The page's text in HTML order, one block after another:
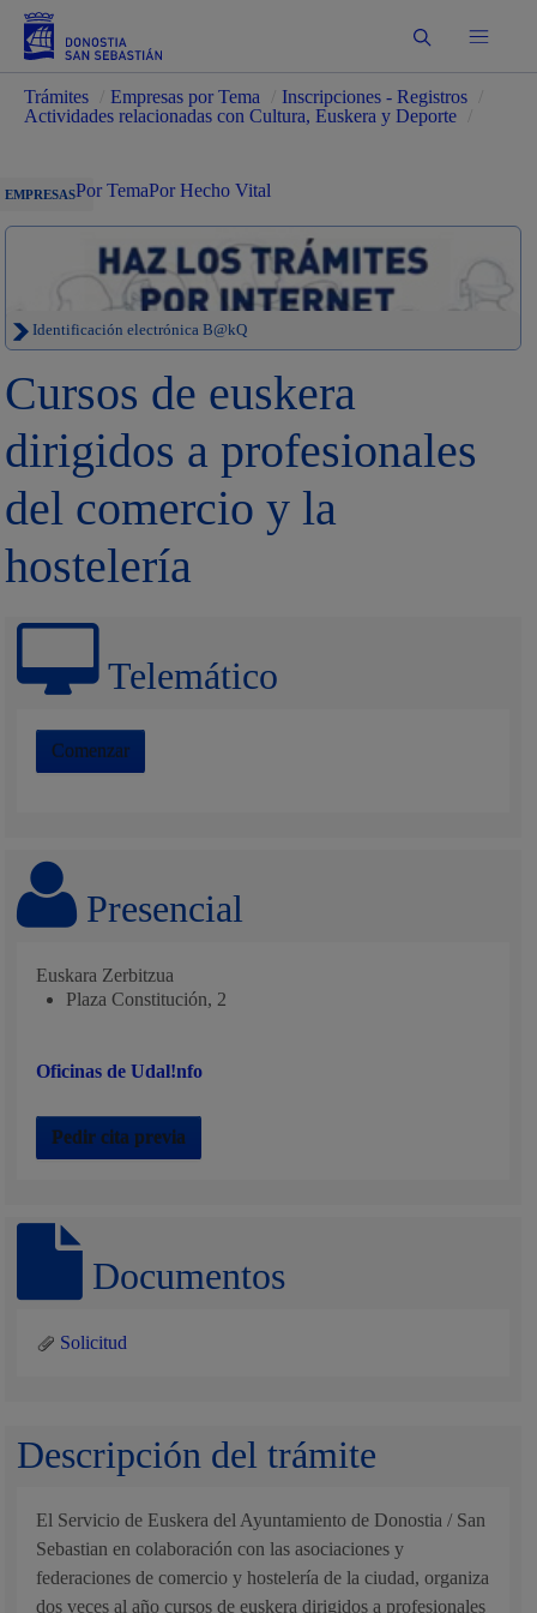
Buscar
Trámites Empresas por Tema Inscripciones - Registros
Actividades relacionadas con Cultura, Euskera y Deporte
EMPRESASPor TemaPor Hecho Vital
Identificación electrónica B@kQ
Cursos de euskera
dirigidos a profesionales
del comercio y la
hostelería
Telemático
Comenzar
Presencial
Euskara Zerbitzua
Plaza Constitución, 2
Oficinas de Udal!nfo
Pedir cita previa
Documentos
Solicitud
Descripción del trámite
El Servicio de Euskera del Ayuntamiento de Donostia / San
Sebastian en colaboración con las asociaciones y
federaciones de comercio y hostelería de la ciudad, organiza
dos veces al año cursos de euskera dirigidos a profesionales